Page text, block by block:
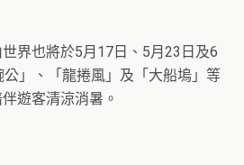
界也將於5月17日、5月23日及6
」、「龍捲風」及「大船塢」等
遊客清涼消暑。